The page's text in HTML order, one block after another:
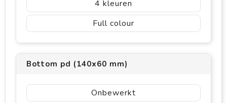
4
Full colour
Bottom pd (140x60 mm)
Onbewerkt